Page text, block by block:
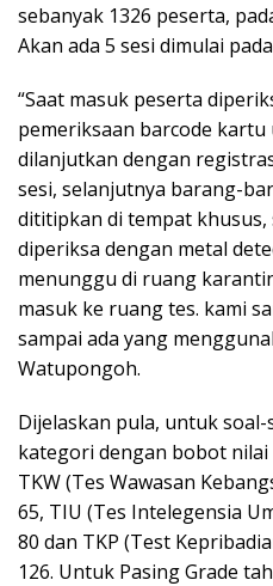
sebanyak 1326 peserta,
Akan ada 5 sesi dimulai
“Saat masuk peserta
pemeriksaan barcode kartu
dilanjutkan dengan
sesi, selanjutnya barang-
dititipkan di tempat
diperiksa dengan metal
menunggu di ruang
masuk ke ruang tes. kami
sampai ada yang
Watupongoh.
Dijelaskan pula, untuk
kategori dengan bobot
TKW (Tes Wawasan
65, TIU (Tes Intelegensia
80 dan TKP (Test
126. Untuk Pasing Grade